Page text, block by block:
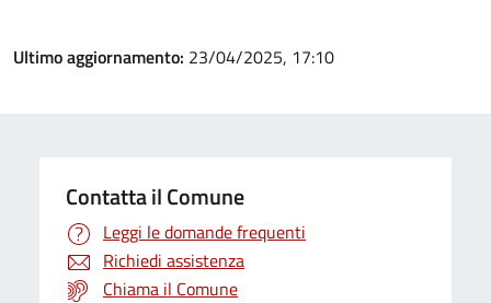
Ultimo aggiornamento: 23/04/2025, 17:10
Contatta il Comune
Leggi le domande frequenti
Richiedi assistenza
Chiama il Comune